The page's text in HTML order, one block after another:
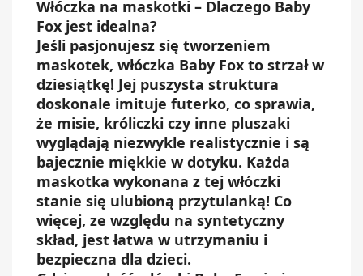
Włóczka na maskotki – Dlaczego Baby
Fox jest idealna?
Jeśli pasjonujesz się tworzeniem
maskotek, włóczka Baby Fox to strzał w
dziesiątkę! Jej puszysta struktura
doskonale imituje futerko, co sprawia,
że misie, króliczki czy inne pluszaki
wyglądają niezwykle realistycznie i są
bajecznie miękkie w dotyku. Każda
maskotka wykonana z tej włóczki
stanie się ulubioną przytulanką! Co
więcej, ze względu na syntetyczny
skład, jest łatwa w utrzymaniu i
bezpieczna dla dzieci.